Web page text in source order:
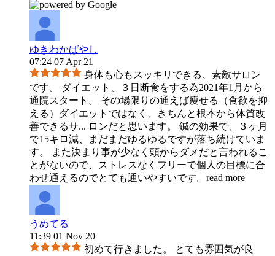
ゆきわかばやし
07:24 07 Apr 21
身体も心もスッキリできる、素敵サロン
です。 ダイエット、３日断食をする為2021年1月から
通院スタート。 その場限りの通えば痩せる（食欲を抑
える）ダイエットではなく、きちんと根本から体質改
善できるサ... ロンだと思います。 鍼の効果で、３ヶ月
で15キロ減、まだまだゆるゆるですが落ち続けていま
す。 また決まり事が少なく頭からダメだと言われるこ
とがないので、ストレスなくフリーで個人の目標に合
わせ通えるのでとても通いやすいです。 read more
うめてる
11:39 01 Nov 20
初めて行きました。 とても雰囲気が良